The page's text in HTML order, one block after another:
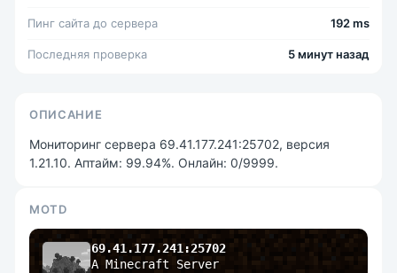
ОПИСАНИЕ
Мониторинг сервера 69.41.177.241:25702, версия
1.21.10. Аптайм: 99.94%. Онлайн: 0/9999.
MOTD
69.41.177.241:25702
A Minecraft Server
Пинг сайта до сервера 192 ms
Последняя проверка 5 минут назад